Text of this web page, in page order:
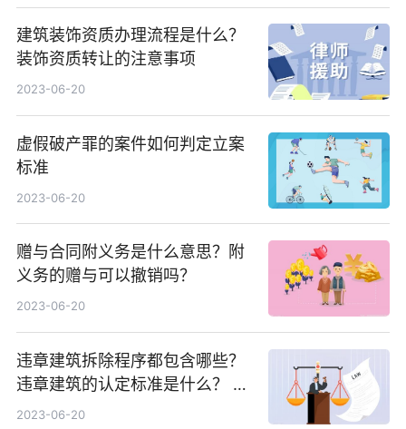
建筑装饰资质办理流程是什么？
装饰资质转让的注意事项
2023-06-20
虚假破产罪的案件如何判定立案
标准
2023-06-20
赠与合同附义务是什么意思？附
义务的赠与可以撤销吗？
2023-06-20
违章建筑拆除程序都包含哪些？
违章建筑的认定标准是什么？ 天
天观天下
2023-06-20